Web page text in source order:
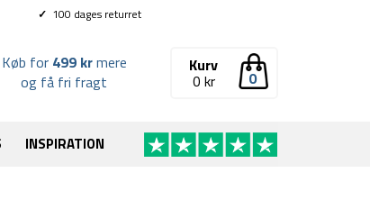
✓ 100 dages returret
0
Kurv
0 kr
Køb for 499 krmere
og få fri fragt
INSPIRATION